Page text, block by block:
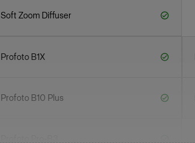
Soft Zoom Diffuser
Profoto B1X
Profoto B10 Plus